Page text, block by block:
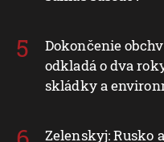
Dokončenie
odkladá o dva
skládky a
Zelenskyj: Rusko